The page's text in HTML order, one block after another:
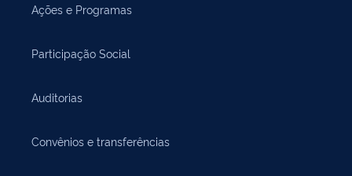
Ações e Programas
Participação Social
Auditorias
Convênios e transferências